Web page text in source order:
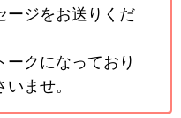
ージをお送りくだ
ークになっており
ませ。